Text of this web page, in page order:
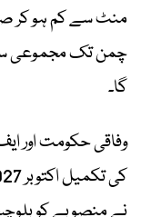
گا۔
وفاقی حکومت اور
نے منصوبے کو